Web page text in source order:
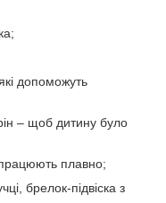
допоможуть
– щоб дитину було
плавно;
брелок-підвіска з